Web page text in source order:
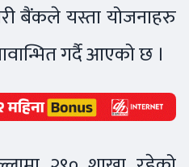
बैंकले यस्ता योजनाहरु
गर्दै आएको छ ।